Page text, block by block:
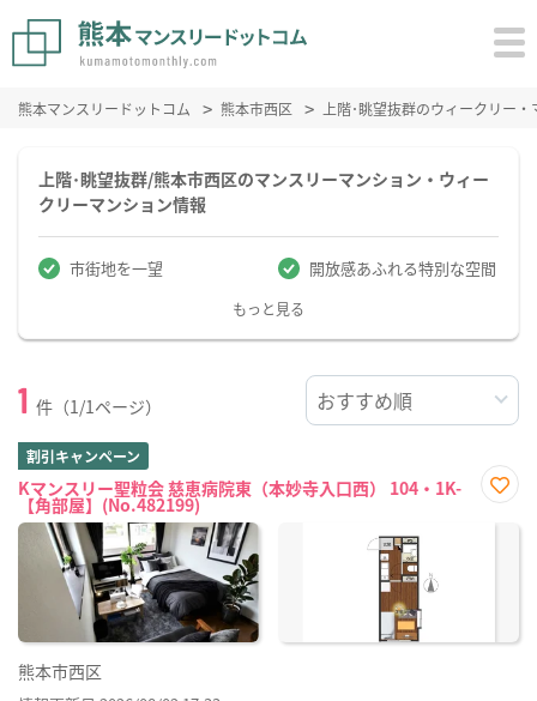
熊本マンスリードットコム 熊本市西区 上階･眺望抜群のウィークリー
上階･眺望抜群/熊本市西区のマンスリーマンション・ウィー
クリーマンション情報
市街地を一望 開放感あふれる特別な空間
もっと見る
1 件（1/1ページ）
割引キャンペーン
Kマンスリー聖粒会 慈恵病院東（本妙寺入口西） 104・1K-
【角部屋】(No.482199)
に入
熊本市西区